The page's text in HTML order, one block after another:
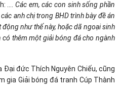
….
Các em, các con sinh sống phần
anh chị trong BHD trình bày đề án
như thế này, hoặc dã ngoại sinh
thêm một giải bóng đá cho ngành
Đại đức Thích Nguyên Chiếu, cũng
Giải bóng đá tranh Cúp Thành